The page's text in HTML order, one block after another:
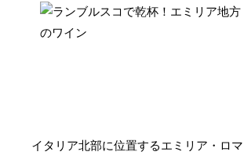
イタリア北部に位置するエミリア・ロマ